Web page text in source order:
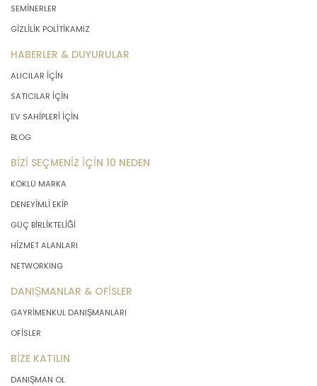
MASTERTURK FRANCHİSİNG
A.Ş..; kişisel verilerin işlenmesi
faaliyetleri kapsamında hukuka ve
dürüstlük kurallarına uygun hareket
etmekle yükümlüdür. Bu kapsamda,
orantılılık gereklilikleri dikkate
2. Kişisel Verilerin Doğru ve
Gerektiğinde Güncel Olmasını
GAYRİMENKUL SATIŞ VE PAZARLAMA
A.Ş. kişisel veri sahiplerinin temel
haklarını ve kendi meşru
menfaatlerini dikkate alarak işlediği
kişisel verilerin doğru ve güncel
doğrultuda gerekli tedbirleri almak
için gerekli sistemleri kurmakla
SEMİNERLER
GİZLİLİK POLİTİKAMIZ
HABERLER & DUYURULAR
ALICILAR İÇİN
SATICILAR İÇİN
EV SAHİPLERİ İÇİN
BLOG
BİZİ SEÇMENİZ İÇİN 10 NEDEN
KÖKLÜ MARKA
DENEYİMLİ EKİP
GÜÇ BİRLİKTELİĞİ
HİZMET ALANLARI
NETWORKING
DANIŞMANLAR & OFİSLER
GAYRİMENKUL DANIŞMANLARI
OFİSLER
BİZE KATILIN
DANIŞMAN OL